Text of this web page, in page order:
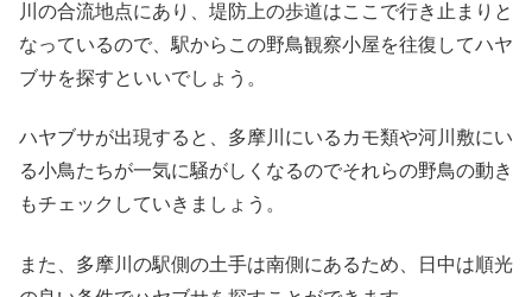
川の合流地点にあり、堤防上の歩道はここで行き止まりと
なっているので、駅からこの野鳥観察小屋を往復してハヤ
ブサを探すといいでしょう。
ハヤブサが出現すると、多摩川にいるカモ類や河川敷にい
る小鳥たちが一気に騒がしくなるのでそれらの野鳥の動き
もチェックしていきましょう。
また、多摩川の駅側の土手は南側にあるため、日中は順光